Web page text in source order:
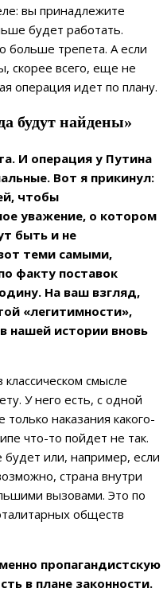
вы принадлежите
будет работать.
трепета. А если
скорее всего, еще не
операция идет по плану.
будут найдены»
И операция у Путина
Вот я прикинул:
чтобы
уважение, о котором
быть и не
теми самыми,
факту поставок
На ваш взгляд,
«легитимности»,
нашей истории вновь
смысле
У него есть, с одной
наказания какого-
что-то пойдет не так.
или, например, если
страна внутри
вызовами. Это по
обществ
пропагандистскую
в плане законности.